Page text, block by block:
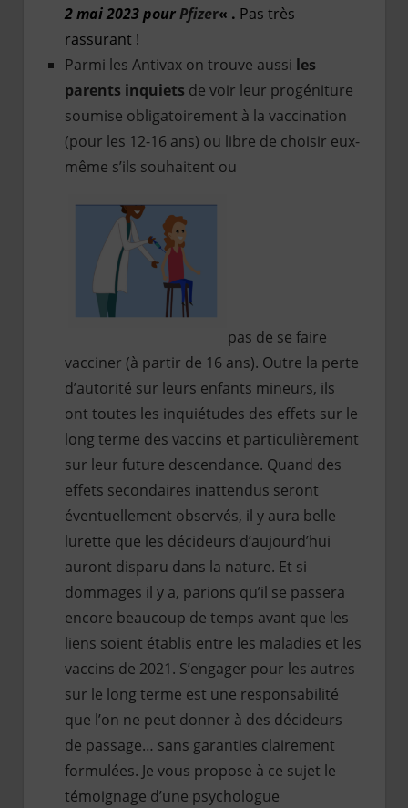
2 mai 2023 pourPfizer« . Pas très
rassurant !
Parmi les Antivax on trouve aussi les
parents inquiets de voir leur progéniture
soumise obligatoirement à la vaccination
(pour les 12-16 ans) ou libre de choisir eux-
même s’ils souhaitent ou
pas de se faire
vacciner (à partir de 16 ans). Outre la perte
d’autorité sur leurs enfants mineurs, ils
ont toutes les inquiétudes des effets sur le
long terme des vaccins et particulièrement
sur leur future descendance. Quand des
effets secondaires inattendus seront
éventuellement observés, il y aura belle
lurette que les décideurs d’aujourd’hui
auront disparu dans la nature. Et si
dommages il y a, parions qu’il se passera
encore beaucoup de temps avant que les
liens soient établis entre les maladies et les
vaccins de 2021. S’engager pour les autres
sur le long terme est une responsabilité
que l’on ne peut donner à des décideurs
de passage… sans garanties clairement
formulées. Je vous propose à ce sujet le
témoignage d’une psychologue